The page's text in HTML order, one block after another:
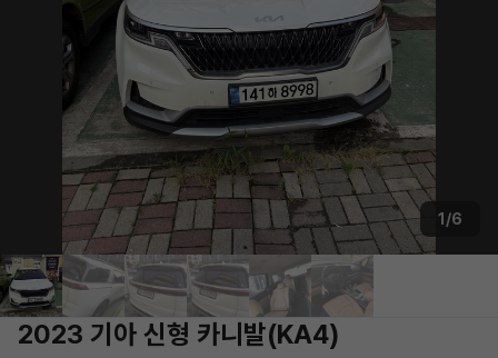
1/6
2023 기아 신형 카니발(KA4)